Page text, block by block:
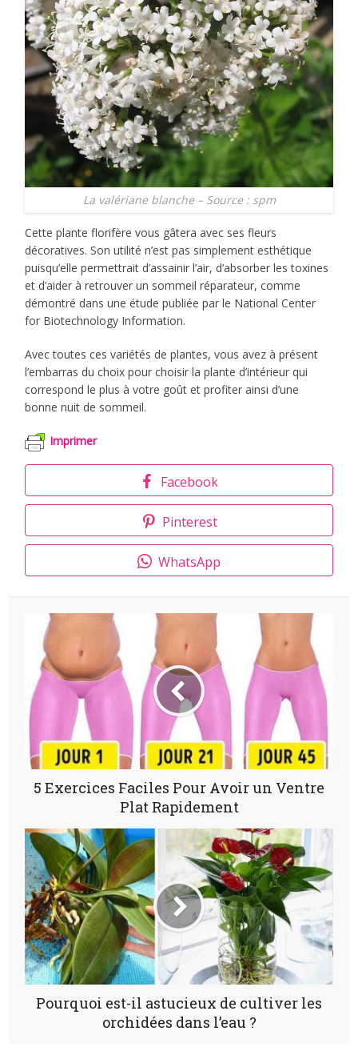
La valériane blanche – Source : spm
Cette plante florifère vous gâtera avec ses fleurs
décoratives. Son utilité n’est pas simplement esthétique
puisqu’elle permettrait d’assainir l’air, d’absorber les toxines
et d’aider à retrouver un sommeil réparateur, comme
démontré dans une étude publiée par le National Center
for Biotechnology Information.
Avec toutes ces variétés de plantes, vous avez à présent
l’embarras du choix pour choisir la plante d’intérieur qui
correspond le plus à votre goût et profiter ainsi d’une
bonne nuit de sommeil.
Imprimer
Facebook
Pinterest
WhatsApp
5 Exercices Faciles Pour Avoir un Ventre
Plat Rapidement
Pourquoi est-il astucieux de cultiver les
orchidées dans l’eau ?